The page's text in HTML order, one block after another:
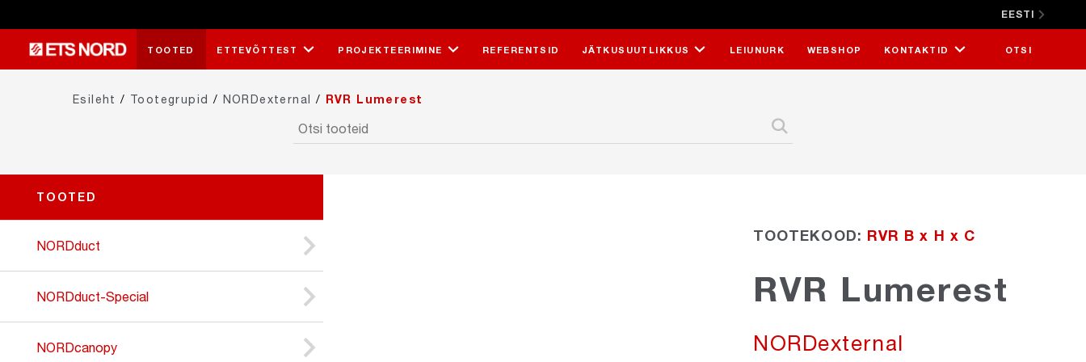
EESTI
TOOTED ETTEVÕTTEST PROJEKTEERIMINE REFERENTSID JÄTKUSUUTLIKKUS LEIUNURK WEBSHOP KONTAKTID OTSI
SULGE X
Esileht / Tootegrupid / NORDexternal / RVR Lumerest
TOOTED
NORDduct
NORDduct-Special
NORDcanopy
TOOTEKOOD: RVR B x H x C
RVR Lumerest
NORDexternal